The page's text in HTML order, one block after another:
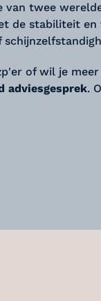
van twee
de stabiliteit
of wil je
adviesgesprek.